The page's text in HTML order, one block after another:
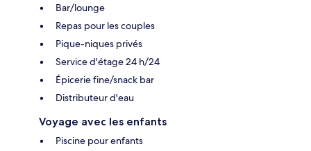
Bar/lounge
Repas pour les couples
Pique-niques privés
Service d'étage 24 h/24
Épicerie fine/snack bar
Distributeur d'eau
Voyage avec les enfants
Piscine pour enfants